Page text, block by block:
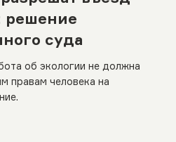
решение
суда
об экологии не должна
правам человека на